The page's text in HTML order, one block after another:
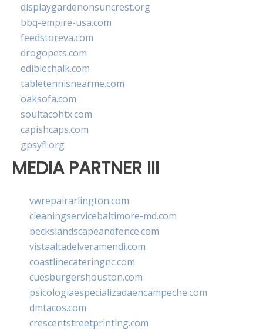
displaygardenonsuncrest.org
bbq-empire-usa.com
feedstoreva.com
drogopets.com
ediblechalk.com
tabletennisnearme.com
oaksofa.com
soultacohtx.com
capishcaps.com
gpsyfl.org
MEDIA PARTNER III
vwrepairarlington.com
cleaningservicebaltimore-md.com
beckslandscapeandfence.com
vistaaltadelveramendi.com
coastlinecateringnc.com
cuesburgershouston.com
psicologiaespecializadaencampeche.com
dmtacos.com
crescentstreetprinting.com